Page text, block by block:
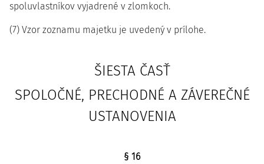
spoluvlastníkov vyjadrené v zlomkoch.
(7) Vzor zoznamu majetku je uvedený v prílohe.
ŠIESTA ČASŤ
SPOLOČNÉ, PRECHODNÉ A ZÁVEREČNÉ
USTANOVENIA
§ 16